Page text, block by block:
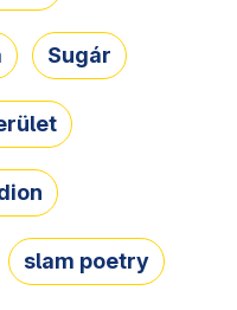
Sugár
slam poetry